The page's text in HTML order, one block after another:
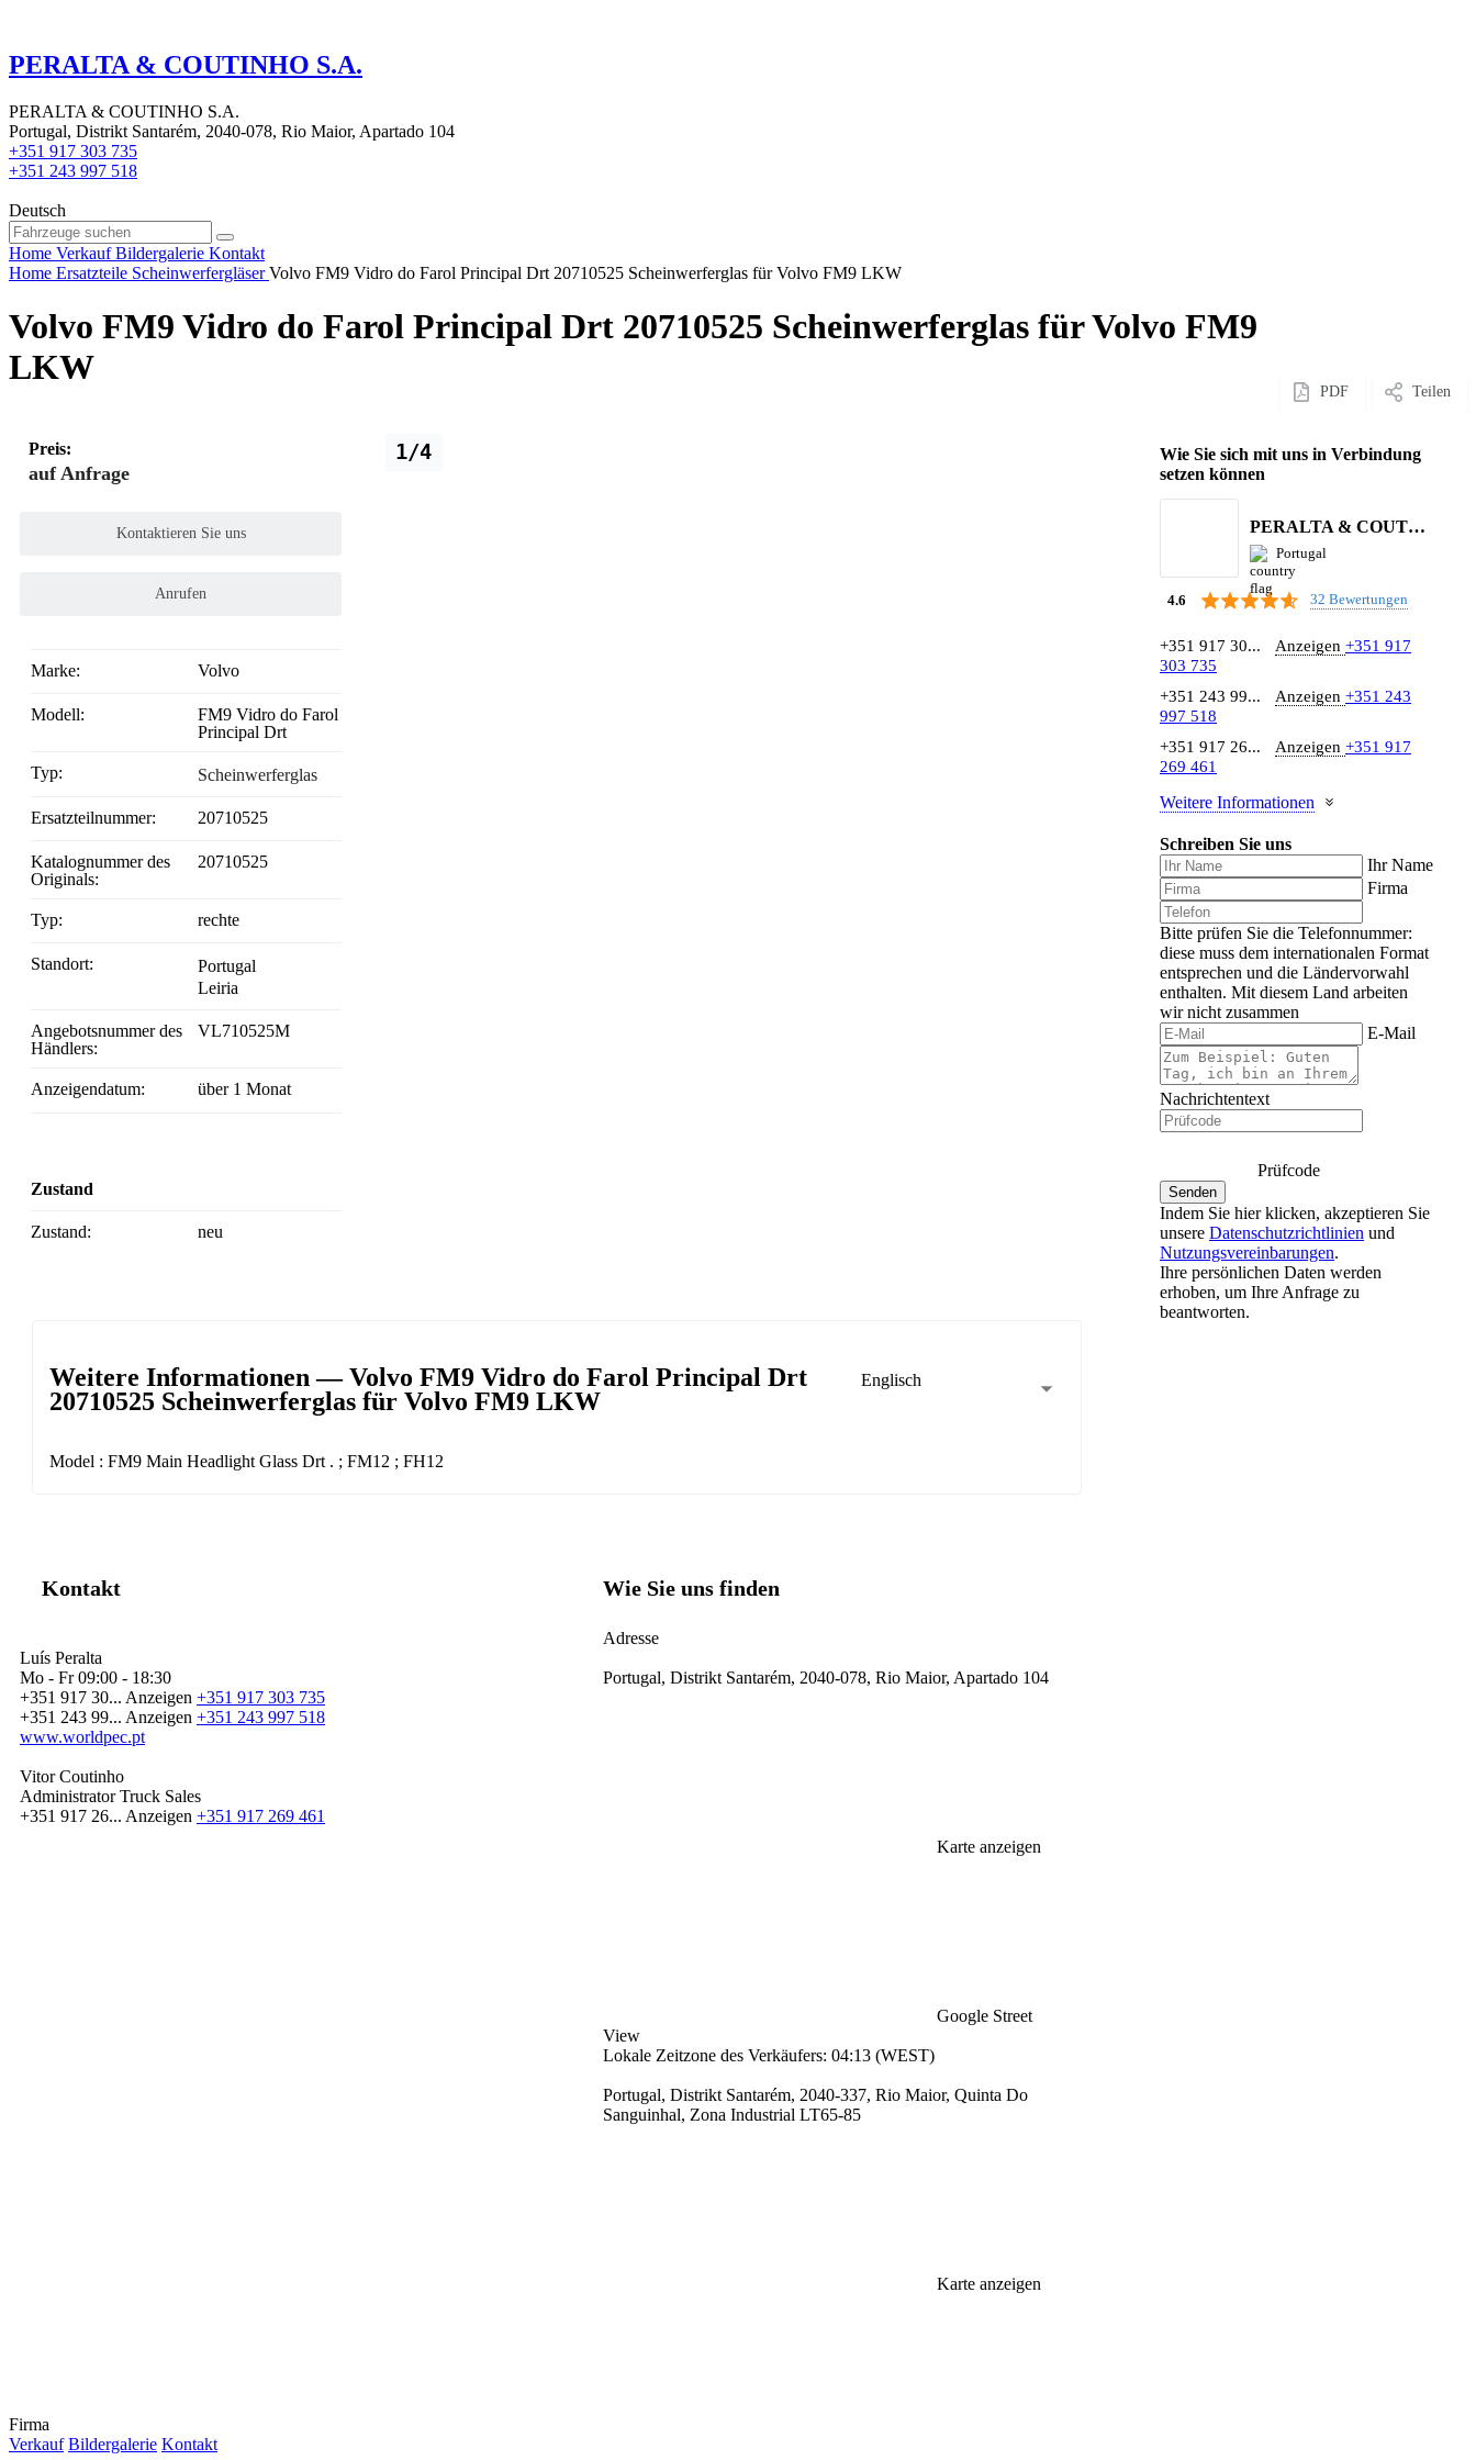
PERALTA & COUTINHO S.A.
PERALTA & COUTINHO S.A.
Portugal, Distrikt Santarém, 2040-078, Rio Maior, Apartado 104
+351 917 303 735
+351 243 997 518
Deutsch
Home Verkauf Bildergalerie Kontakt
Home Ersatzteile Scheinwerfergläser Volvo FM9 Vidro do Farol Principal Drt 20710525 Scheinwerferglas für Volvo FM9 LKW
Volvo FM9 Vidro do Farol Principal Drt 20710525 Scheinwerferglas für Volvo FM9
LKW
PDF Teilen
1/4
Preis:
auf Anfrage
Kontaktieren Sie uns
Anrufen
Marke: Volvo
Modell:
FM9 Vidro do Farol
Principal Drt
Typ: Scheinwerferglas
Ersatzteilnummer: 20710525
Katalognummer des
Originals:
20710525
Typ: rechte
Standort:
Portugal
Leiria
Angebotsnummer des
Händlers:
VL710525M
Anzeigendatum: über 1 Monat
Zustand
Zustand: neu
Weitere Informationen — Volvo FM9 Vidro do Farol Principal Drt
20710525 Scheinwerferglas für Volvo FM9 LKW
Englisch
Model : FM9 Main Headlight Glass Drt . ; FM12 ; FH12
Wie Sie sich mit uns in Verbindung
setzen können
PERALTA & COUTINHO S.A.
Portugal
4.6 32 Bewertungen
+351 917 30... Anzeigen +351 917
303 735
+351 243 99...
Anzeigen +351 243
997 518
+351 917 26...
Anzeigen +351 917
269 461
Weitere Informationen
Schreiben Sie uns
Ihr Name
Firma
Bitte prüfen Sie die Telefonnummer:
diese muss dem internationalen Format
entsprechen und die Ländervorwahl
enthalten. Mit diesem Land arbeiten
wir nicht zusammen
E-Mail
Nachrichtentext
Prüfcode
Indem Sie hier klicken, akzeptieren Sie
unsere Datenschutzrichtlinien und
Nutzungsvereinbarungen.
Ihre persönlichen Daten werden
erhoben, um Ihre Anfrage zu
beantworten.
Kontakt
Luís Peralta
Mo - Fr09:00 - 18:30
+351 917 30... Anzeigen +351 917 303 735
+351 243 99... Anzeigen +351 243 997 518
www.worldpec.pt
Vitor Coutinho
Administrator Truck Sales
+351 917 26... Anzeigen +351 917 269 461
Wie Sie uns finden
Adresse
Portugal, Distrikt Santarém, 2040-078, Rio Maior, Apartado 104
Karte anzeigen
Google Street
View
Lokale Zeitzone des Verkäufers: 04:13 (WEST)
Portugal, Distrikt Santarém, 2040-337, Rio Maior, Quinta Do
Sanguinhal, Zona Industrial LT65-85
Karte anzeigen
Firma
Verkauf Bildergalerie Kontakt